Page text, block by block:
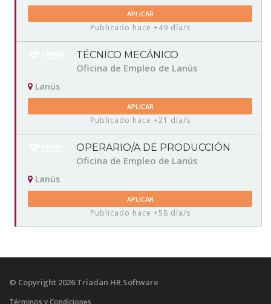
APLICAR
Publicado hace +49 día/s
TÉCNICO MECÁNICO
Oficina de Empleo de Lanús
Lanús
APLICAR
Publicado hace +21 día/s
OPERARIO/A DE PRODUCCIÓN
Oficina de Empleo de Lanús
Lanús
APLICAR
Publicado hace +58 día/s
© Copyright 2026 Triadan HR Software
Términos y Condiciones